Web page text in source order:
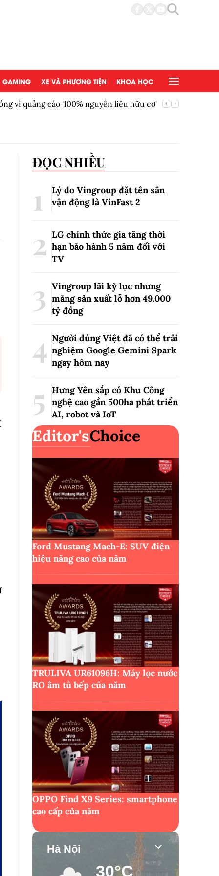
GAMING XE VÀ PHƯƠNG TIỆN KHOA HỌC
vì quảng cáo '100% nguyên liệu hữu cơ'
ĐỌC NHIỀU
Lý do Vingroup đặt tên sân
vận động là VinFast2
LG chính thức gia tăng thời
hạn bảo hành 5 năm đối với
TV
Vingroup lãi kỷ lục nhưng
mảng sản xuất lỗ hơn 49.000
tỷ đồng
Người dùng Việt đã có thể trải
nghiệm Google Gemini Spark
ngay hôm nay
Hưng Yên sắp có Khu Công
nghệ cao gần 500ha phát triển
AI, robot và IoT
Editor'sChoice
Ford Mustang Mach-E: SUV điện
hiệu năng cao của năm
TRULIVA UR61096H: Máy lọc nước
RO âm tủ bếp của năm
OPPO Find X9 Series: smartphone
cao cấp của năm
Hà Nội
30°C